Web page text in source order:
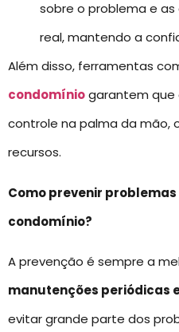
sobre o problema e
real, mantendo a
Além disso, ferramentas
condomíniogarantem que
controle na palma da mão,
recursos.
Como prevenir
condomínio?
A prevenção é sempre a
manutenções periódicas
evitar grande parte dos